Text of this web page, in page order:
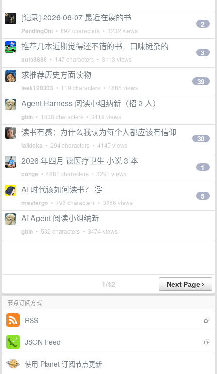
[记录]-2026-06-07 最近在读的书
PendingOni • 692 characters • 3232 views
2
推荐几本近期觉得还不错的书，口味挺杂的
auto8888 • 147 characters • 3113 views
3
求推荐历史方面读物
leek120303 • 119 characters • 4886 views
39
Agent Harness 阅读小组纳新（招 2 人）
gbin • 1038 characters • 3419 views
读书有感：为什么我认为每个人都应该有信仰
laikicka • 294 characters • 4145 views
30
2026 年四月 读医疗卫生 小说 3 本
conge • 4881 characters • 3291 views
1
AI 时代该如何读书？ 🤔
mastergo • 798 characters • 3866 views
5
AI Agent 阅读小组纳新
gbin • 532 characters • 3474 views
1/42
节点订阅方式
RSS
JSON Feed
使用 Planet 订阅节点更新